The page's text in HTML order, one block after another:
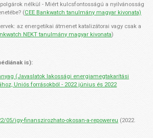
nélkül - Miért kulcsfontosságú a nyilvánosság
(CEE Bankwatch tanulmány magyar kivonata)
az energetikai átmenet katalizátorai vagy csak a
NEKT tanulmány magyar kivonata)
is):
(Javaslatok lakossági energiamegtakarítási
Uniós forrásokból - 2022 június és 2022
05/igy-finanszirozhato-okosan-a-repowereu (2022.